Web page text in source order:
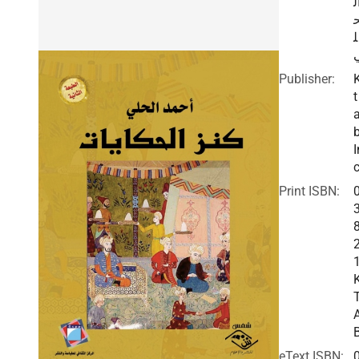
ل
Publisher:
t
Print ISBN: